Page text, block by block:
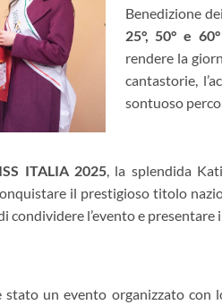
Benedizione
25°, 50° e
rendere la
cantastorie,
sontuoso
ITALIA 2025, la splendida
il prestigioso titolo
condividere l’evento e presentare
un evento organizzato con